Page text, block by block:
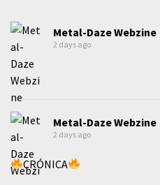
Metal-Daze Webzine
2 days ago
Metal-Daze Webzine
2 days ago
CRÓNICA